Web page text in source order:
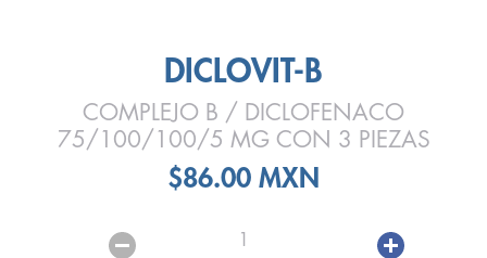
DICLOVIT-B
COMPLEJO B / DICLOFENACO
75/100/100/5 MG CON 3 PIEZAS
$86.00 MXN
1